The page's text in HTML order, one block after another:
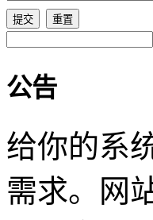
公告
给你的系
需求。网